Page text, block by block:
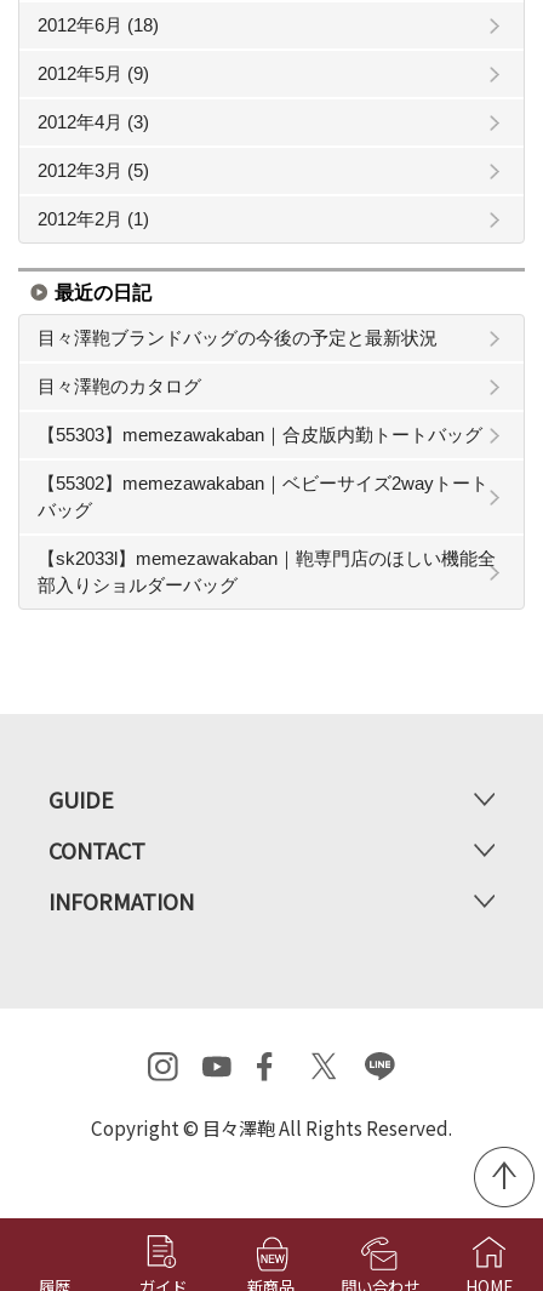
2012年6月 (18)
2012年5月 (9)
2012年4月 (3)
2012年3月 (5)
2012年2月 (1)
最近の日記
目々澤鞄ブランドバッグの今後の予定と最新状況
目々澤鞄のカタログ
【55303】memezawakaban｜合皮版内勤トートバッグ
【55302】memezawakaban｜ベビーサイズ2wayトート
バッグ
【sk2033l】memezawakaban｜鞄専門店のほしい機能全
部入りショルダーバッグ
GUIDE
CONTACT
INFORMATION
Copyright © 目々澤鞄 All Rights Reserved.